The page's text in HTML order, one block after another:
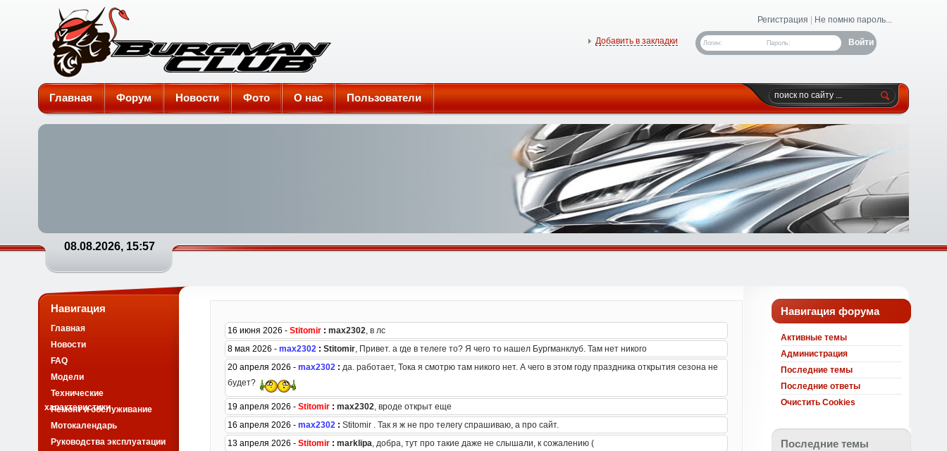
Burgman-Club
Регистрация Не помню пароль...
Логин: Пароль:
Добавить в закладки
Главная Форум Новости Фото О нас Пользователи
08.08.2026, 15:57
Навигация форума
Активные темы
Администрация
Последние темы
Последние ответы
Очистить Cookies
Последние темы
Навигация
Главная
Новости
FAQ
Модели
Технические
характеристики
Ремонт и обслуживание
Мотокалендарь
Руководства эксплуатации